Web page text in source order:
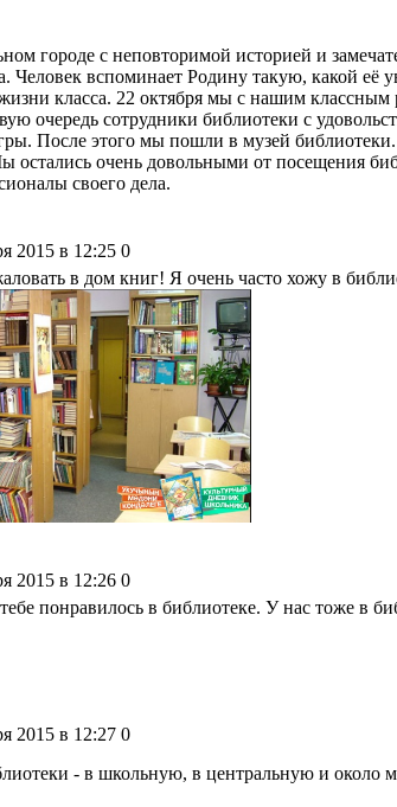
городе с неповторимой историей и
Человек вспоминает Родину такую, какой её
класса. 22 октября мы с нашим классным
очередь сотрудники библиотеки с
После этого мы пошли в музей
остались очень довольными от посещения
своего дела.
2015 в 12:25 0
в дом книг! Я очень часто хожу в
2015 в 12:26 0
понравилось в библиотеке. У нас тоже в
2015 в 12:27 0
- в школьную, в центральную и около